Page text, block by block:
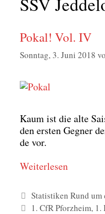
Pokal! Vol. IV
Sonntag, 3. Juni 2018
Kaum ist die alte
den ers­ten Geg­ner
de vor.
Wei­ter­le­sen
Kategorien
Statistiken Rund
Schlagwörter
1. CfR Pforzheim, 1.